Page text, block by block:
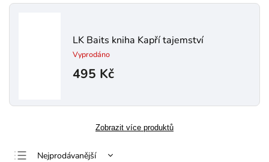
LK Baits kniha Kapří tajemství
Vyprodáno
495 Kč
Zobrazit více produktů
Nejprodávanější